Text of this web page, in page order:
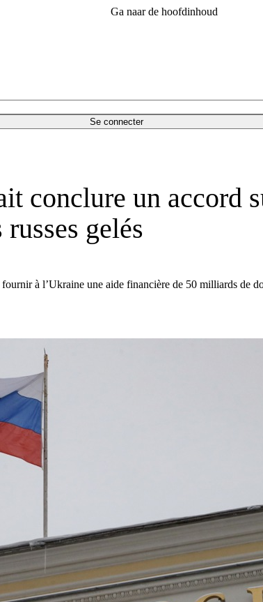
Ga naar de hoofdinhoud
Se connecter
conclure un accord
gelés
à l’Ukraine une aide financière de 50 milliards de